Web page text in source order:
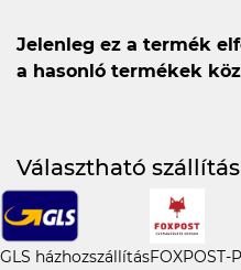
Jelenleg ez a termék
a hasonló termékek
Választható
GLS házhozszállítás